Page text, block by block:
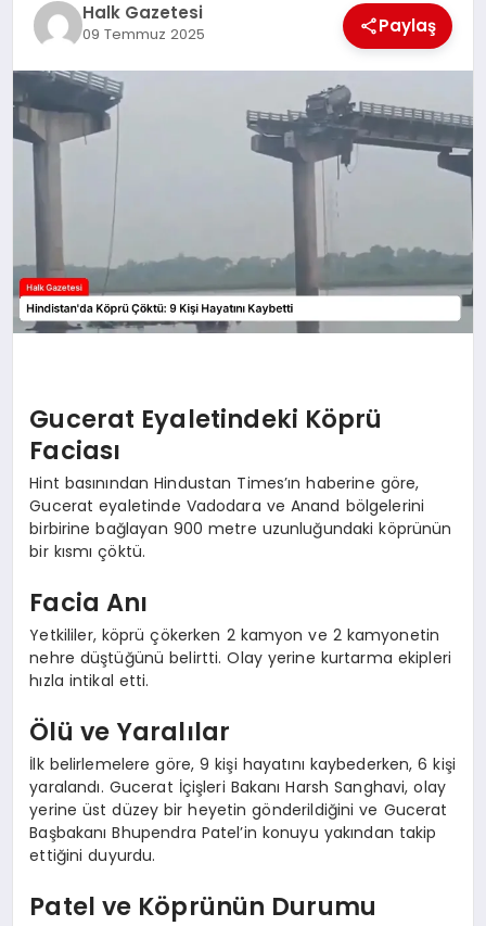
SIYASET
SPOR
TEKNOLOJI
YAŞAM
Halk Gazetesi
09 Temmuz 2025 Paylaş
Gucerat Eyaletindeki Köprü
Faciası
Hint basınından Hindustan Times’ın haberine göre,
Gucerat eyaletinde Vadodara ve Anand bölgelerini
birbirine bağlayan 900 metre uzunluğundaki köprünün
bir kısmı çöktü.
Facia Anı
Yetkililer, köprü çökerken 2 kamyon ve 2 kamyonetin
nehre düştüğünü belirtti. Olay yerine kurtarma ekipleri
hızla intikal etti.
Ölü ve Yaralılar
İlk belirlemelere göre, 9 kişi hayatını kaybederken, 6 kişi
yaralandı. Gucerat İçişleri Bakanı Harsh Sanghavi, olay
yerine üst düzey bir heyetin gönderildiğini ve Gucerat
Başbakanı Bhupendra Patel’in konuyu yakından takip
ettiğini duyurdu.
Patel ve Köprünün Durumu